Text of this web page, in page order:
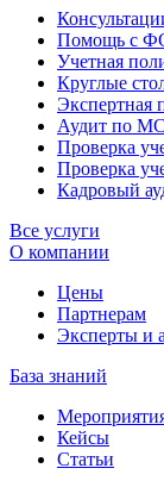
Помощь с
Учетная
Круглые
Экспертная
Аудит по
Проверка
Проверка
Кадровый
Все услуги
О компании
Цены
Партнерам
Эксперты и
База знаний
Кейсы
Статьи